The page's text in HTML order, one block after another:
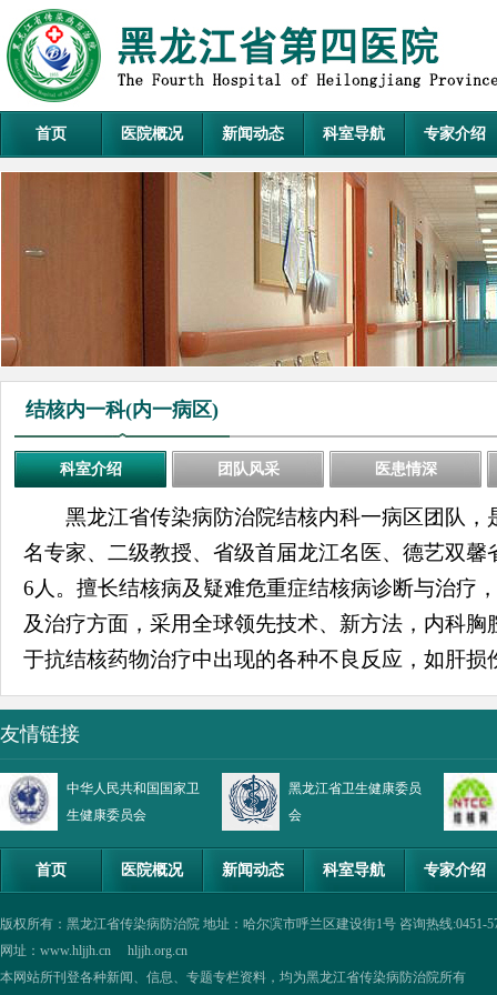
首页 医院概况 新闻动态 科室导航 专家介绍
结核内一科(内一病区)
科室介绍 团队风采 医患情深
黑龙江省传染病防治院结核内科一病区团队，
名专家、二级教授、省级首届龙江名医、德艺双
6 人。擅长结核病及疑难危重症结核病诊断与治疗
及治疗方面，采用全球领先技术、新方法，内科
于抗结核药物治疗中出现的各种不良反应，如肝
友情链接
中华人民共和国国家卫
生健康委员会
黑龙江省卫生健康委员
会
首页 医院概况 新闻动态 科室导航 专家介绍
版权所有：黑龙江省传染病防治院 地址：哈尔滨市呼兰区建设街1号 咨询热线:0451-
网址：www.hljjh.cn hljjh.org.cn
本网站所刊登各种新闻、信息、专题专栏资料，均为黑龙江省传染病防治院所有